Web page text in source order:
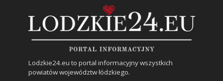
Lodzkie24.eu to portal informacyjny wszystkich
powiatów województw łódzkiego.